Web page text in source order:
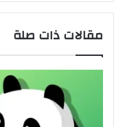
مقالات ذات صلة